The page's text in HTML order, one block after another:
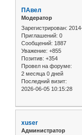
ПАвел
Модератор
Зарегистрирован:
Приглашений: 0
Сообщений: 1887
Уважение: +855
Позитив: +354
Провел на форуме:
2 месяца 0 дней
Последний визит:
2026-06-05 10:15:28
xuser
Администратор